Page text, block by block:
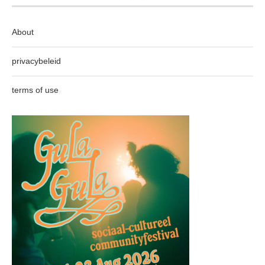
About
privacybeleid
terms of use